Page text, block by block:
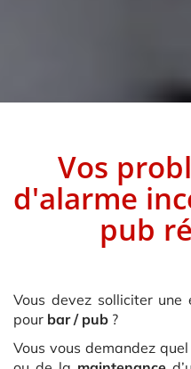
Vos
d'alarme
pub
Vous devez solliciter
pour bar / pub ?
Vous vous demandez